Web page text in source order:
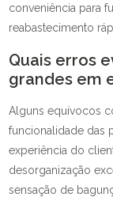
conveniência para
reabastecimento
Quais erros
grandes em
Alguns equívocos
funcionalidade das
experiência do
desorganização
sensação de